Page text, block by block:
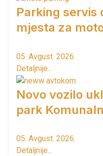
Parking servis
mjesta za
05. Avgust. 2026.
Detaljnije...
Novo vozilo
park
05. Avgust. 2026.
Detaljnije...